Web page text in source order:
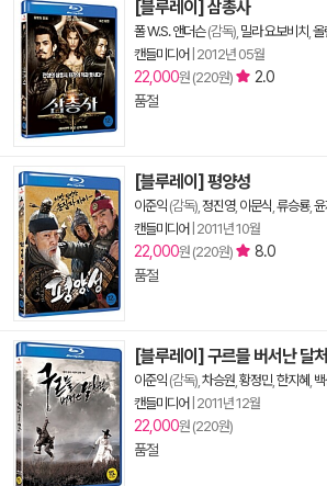
[블루레이] 삼총사
폴 W.S. 앤더슨(감독), 밀라 요보비치 올
캔들미디어 2012년 05월
22,000원 (220원)
2.0
품절
[블루레이] 평양성
이준익 (감독), 정진영, 이문식 류승룡,
캔들미디어 2011년 10월
22,000원 (220원)
8.0
품절
[블루레이] 구르믈 버서난 달
이준익 (감독), 차승원 황정민, 한지혜
캔들미디어 2011년 12월
22,000원 (220원)
품절